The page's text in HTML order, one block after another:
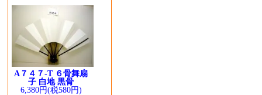
A７４７-T ６骨舞扇
子 白地 黒骨
6,380円(税580円)